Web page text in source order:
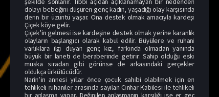
dolayı bebeğini düşüren genç kadın, yaşadığı olay karşısında
derin bir üzüntü yaşar. Ona destek olmak amacıyla kardeşi
Çiçek köye gelir.
Çiçek’in gelmesi ise kardeşine destek olmak yerine karanlık
olayların başlangıcı olarak kabul edilir. Büyülere ve ruhani
varlıklara ilgi duyan genç kız, farkında olmadan yanında
büyük bir laneti de beraberinde getirir. Sahip olduğu eski
muska sıradan gibi görünse de arkasındaki gerçekler
oldukça ürkütücüdür.
Narin’in annesi yıllar önce çocuk sahibi olabilmek için en
tehlikeli ruhaniler arasında sayılan Cinhar Kabilesi ile tehlikeli
bir anlaşma yapar. Değinilen anlaşmanın karşılığı ise er geç